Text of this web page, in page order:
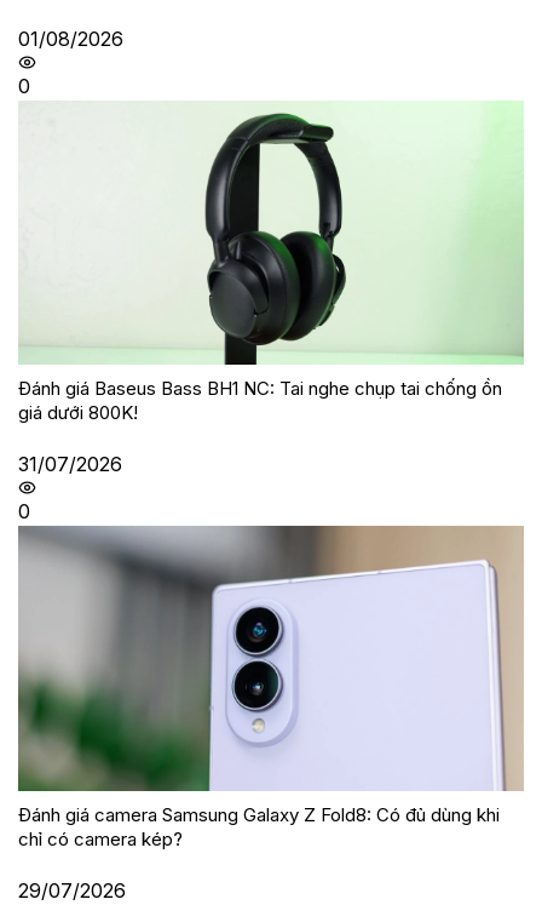
01/08/2026
0
Đánh giá Baseus Bass BH1 NC: Tai nghe chụp tai chống ồn
giá dưới 800K!
31/07/2026
0
Đánh giá camera Samsung Galaxy Z Fold8: Có đủ dùng khi
chỉ có camera kép?
29/07/2026